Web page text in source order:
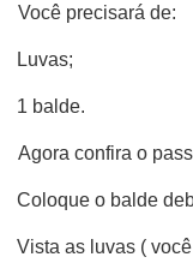
Você precisará de:
Luvas;
1 balde.
Agora confira o
Coloque o balde
Vista as luvas (